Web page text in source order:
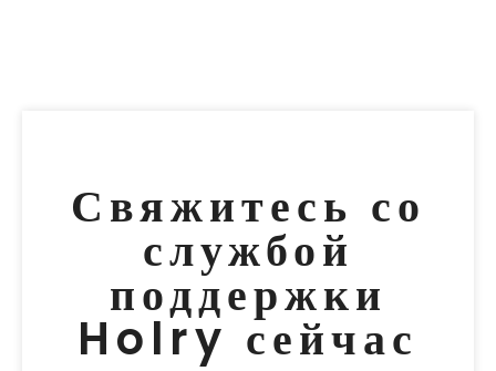
Свяжитесь со
службой
поддержки
Holry сейчас